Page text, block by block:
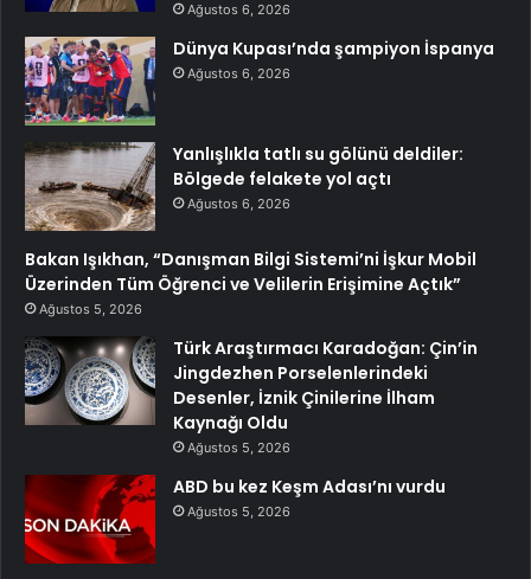
Ağustos 6, 2026
Dünya Kupası’nda şampiyon İspanya
Ağustos 6, 2026
Yanlışlıkla tatlı su gölünü deldiler:
Bölgede felakete yol açtı
Ağustos 6, 2026
Bakan Işıkhan, “Danışman Bilgi Sistemi’ni İşkur Mobil
Üzerinden Tüm Öğrenci ve Velilerin Erişimine Açtık”
Ağustos 5, 2026
Türk Araştırmacı Karadoğan: Çin’in
Jingdezhen Porselenlerindeki
Desenler, İznik Çinilerine İlham
Kaynağı Oldu
Ağustos 5, 2026
ABD bu kez Keşm Adası’nı vurdu
Ağustos 5, 2026